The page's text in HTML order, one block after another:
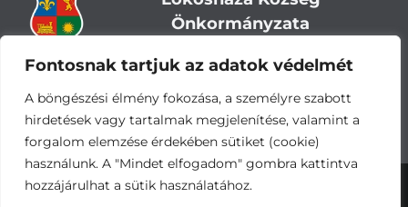
Fontosnak tartjuk az adatok védelmét
A böngészési élmény fokozása, a személyre szabott
hirdetések vagy tartalmak megjelenítése, valamint a
forgalom elemzése érdekében sütiket (cookie)
használunk. A "Mindet elfogadom" gombra kattintva
hozzájárulhat a sütik használatához.
Önkormányzata
Cím:5743 Lőkösháza, Eleki út 28.
Központi telefonszám:+36 66 244-244
E-mail: titkarsag@lokoshaza.hu
Hivatali Kapu: JZO28
Adatvédelemi nyilatkozat•